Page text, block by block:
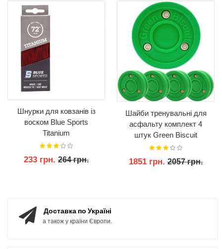
Шнурки для ковзанів із
воском Blue Sports
Titanium
233 грн. 264 грн.
Шайби тренувальні для
асфальту комплект 4
штук Green Biscuit
Original
1851 грн. 2057 грн.
Доставка по Україні
а також у країни Європи.